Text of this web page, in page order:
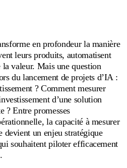
en profondeur la manière
leurs produits, automatisent
la valeur. Mais une question
du lancement de projets d’IA :
? Comment mesurer
d’une solution
? Entre promesses
la capacité à mesurer
devient un enjeu stratégique
souhaitent piloter efficacement